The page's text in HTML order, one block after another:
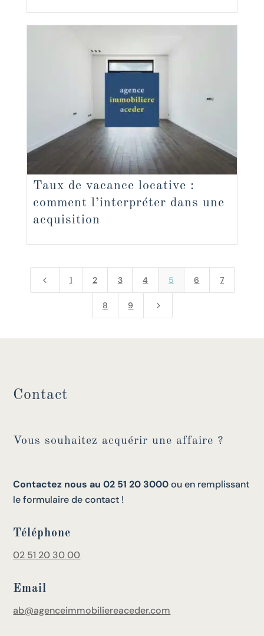
Taux de vacance locative :
comment l’interpréter dans une
acquisition
4 1 2 3 4 5 6 7
8 9 5
Contact
Vous souhaitez acquérir une affaire ?
Contactez nous au 02 51 20 3000ou en remplissant
le formulaire de contact !
Téléphone
02 51 20 30 00
Email
ab@agenceimmobiliereaceder.com